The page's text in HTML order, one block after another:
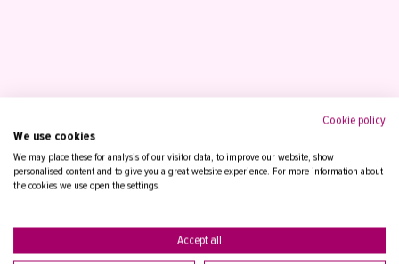
Tampereen Aikuiskoulutuskeskus
PL 15, 33821 Tampere
Vaihde03 2361 111
Cookie policy
We use cookies
We may place these for analysis of our visitor data, to improve our website, show
personalised content and to give you a great website experience. For more information about
the cookies we use open the settings.
Accept all